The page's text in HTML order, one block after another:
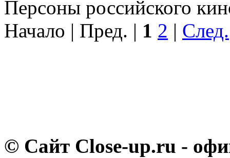
Персоны российского
Начало | Пред. | 1 2 | След.
© Сайт Close-up.ru -